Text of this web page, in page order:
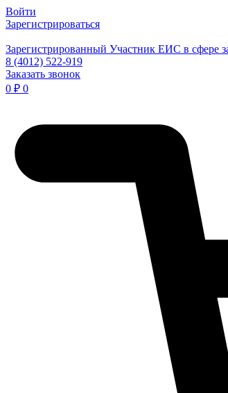
Войти
Зарегистрироваться
Зарегистрированный Участник ЕИС в сфере
8 (4012) 522-919
Заказать звонок
0 ₽ 0